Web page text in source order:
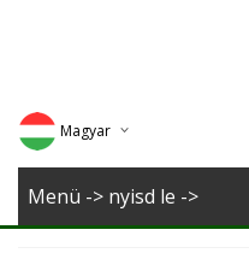
Magyar
Deutsch
Menü -> nyisd le ->